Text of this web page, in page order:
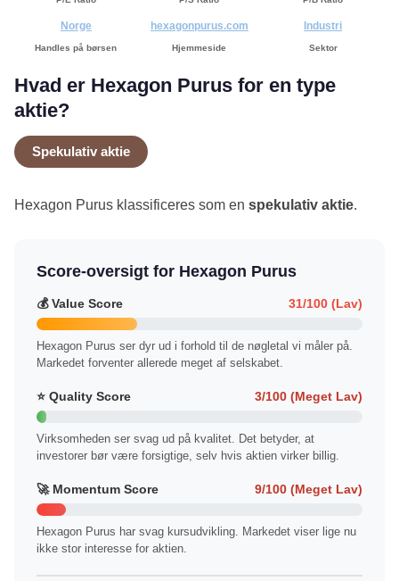
Norge
Handles på børsen
hexagonpurus.com
Hjemmeside
Industri
Sektor
Hvad er Hexagon Purus for en type
aktie?
Spekulativ aktie
Hexagon Purus klassificeres som en spekulativ aktie.
Score-oversigt for Hexagon Purus
💰 Value Score 31/100 (Lav)
Hexagon Purus ser dyr ud i forhold til de nøgletal vi måler på.
Markedet forventer allerede meget af selskabet.
⭐ Quality Score 3/100 (Meget Lav)
Virksomheden ser svag ud på kvalitet. Det betyder, at
investorer bør være forsigtige, selv hvis aktien virker billig.
🚀 Momentum Score 9/100 (Meget Lav)
Hexagon Purus har svag kursudvikling. Markedet viser lige nu
ikke stor interesse for aktien.